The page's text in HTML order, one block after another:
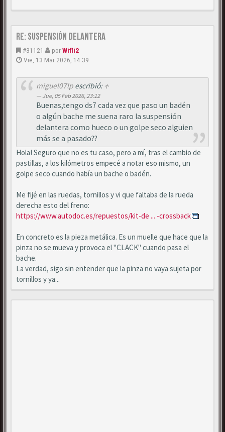
Re: Suspensión delantera
#31121 porWifli2
Vie, 13 Mar 2026, 14:39
miguel07lpescribió: ↑
Jue, 05 Feb 2026, 23:12
Buenas,tengo ds7 cada vez que paso un badén
o algún bache me suena raro la suspensión
delantera como hueco o un golpe seco alguien
más se a pasado??
Hola! Seguro que no es tu caso, pero a mí, tras el cambio de
pastillas, a los kilómetros empecé a notar eso mismo, un
golpe seco cuando había un bache o badén.
Me fijé en las ruedas, tornillos y vi que faltaba de la rueda
derecha esto del freno:
https://www.autodoc.es/repuestos/kit-de ... -crossback
En concreto es la pieza metálica. Es un muelle que hace que la
pinza no se mueva y provoca el "CLACK" cuando pasa el
bache.
La verdad, sigo sin entender que la pinza no vaya sujeta por
tornillos y ya...